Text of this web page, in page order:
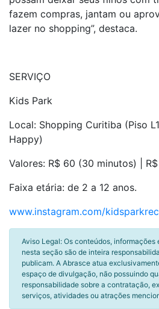
fazem compras, jantam ou
lazer no shopping”, destaca.
SERVIÇO
Kids Park
Local: Shopping Curitiba (Piso
Happy)
Valores: R$ 60 (30 minutos) |
Faixa etária: de 2 a 12 anos.
www.instagram.com/
Aviso Legal: Os conteúdos, informações
nesta seção são de inteira
publicam. A Abrasce atua
espaço de divulgação, não possuindo
responsabilidade sobre a contratação,
serviços, atividades ou atrações